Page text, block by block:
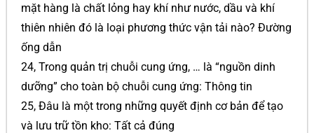
mặt hàng là chất lỏng hay khí như nước, dầu và khí
thiên nhiên đó là loại phương thức vận tải nào? Đường
ống dẫn
24, Trong quản trị chuỗi cung ứng, … là “nguồn dinh
dưỡng” cho toàn bộ chuỗi cung ứng: Thông tin
25, Đâu là một trong những quyết định cơ bản để tạo
và lưu trữ tồn kho: Tất cả đúng